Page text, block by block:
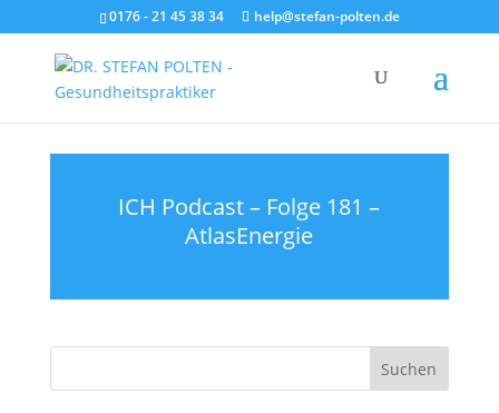
0176 - 21 45 38 34 help@stefan-polten.de
ICH Podcast – Folge 181 –
AtlasEnergie